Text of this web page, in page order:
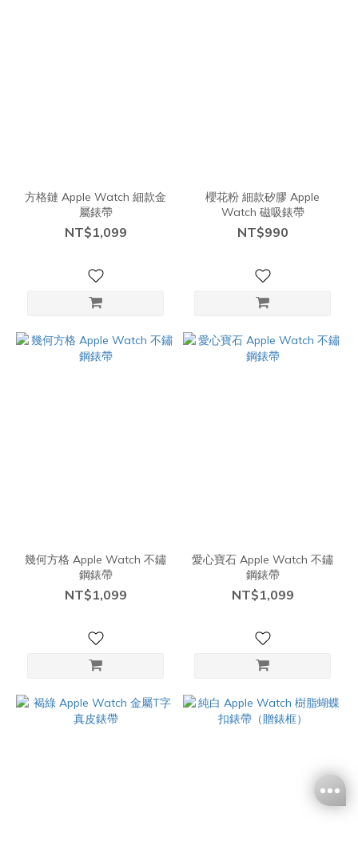
方格鏈 Apple Watch 細款金
屬錶帶
NT$1,099
櫻花粉 細款矽膠 Apple
Watch 磁吸錶帶
NT$990
幾何方格 Apple Watch 不鏽
鋼錶帶
NT$1,099
愛心寶石 Apple Watch 不鏽
鋼錶帶
NT$1,099